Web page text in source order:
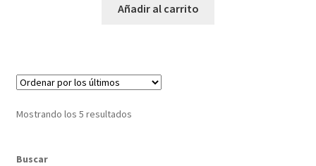
Añadir al carrito
Mostrando los 5 resultados
Buscar